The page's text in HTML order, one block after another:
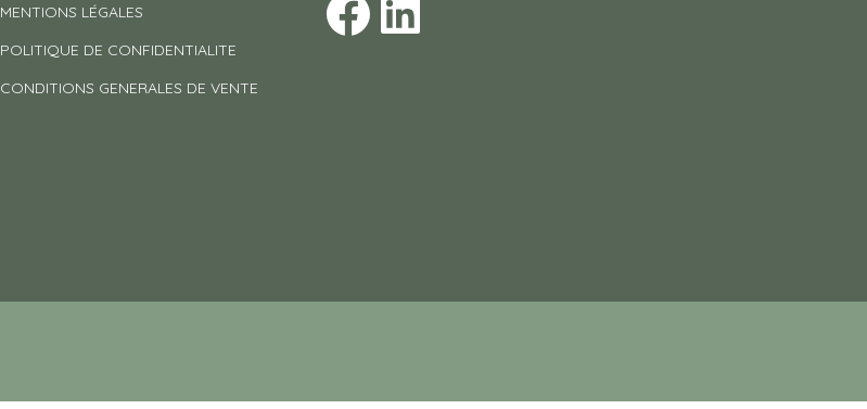
MENTIONS LÉGALES
POLITIQUE DE CONFIDENTIALITE
CONDITIONS GENERALES DE VENTE